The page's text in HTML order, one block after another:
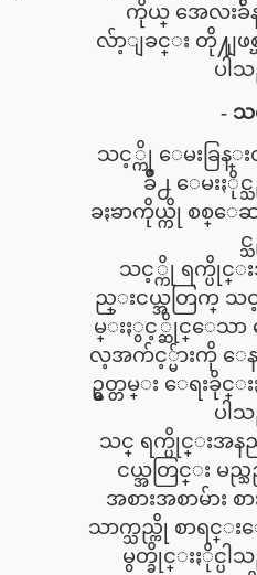
ကိုယ္ အေလးခ်ိ
လ်ာ့ျခင္း တို႔ျဖ
ပါ
သ
သင့္ကို ေမးခြန္
ခ်ိဳ႕ ေမးႏိုင္
ခႏၶာကိုယ္ကို စစ္ေ
င္
သင့္ကို ရက္ပိုင္
ည္းငယ္အတြက္ သ
မ္းႏွင့္ဆိုင္ေသာ
လ့အက်င့္မ်ားကို ေ
ဥ္မွတ္တမ္း ေရးခိုင္
ပါ
သင္ ရက္ပိုင္းအ
ငယ္အတြင္း မ
အစားအစာမ်ား စ
သာက္သည္ကို စာရင္း
မွတ္ခိုင္းႏိုင္ပါ